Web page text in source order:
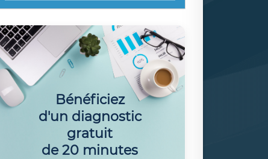
Bénéficiez
d'un diagnostic
gratuit
de 20 minutes